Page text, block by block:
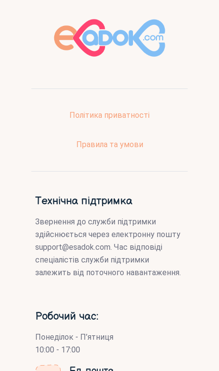
Політика приватності
Правила та умови
Технічна підтримка
Звернення до служби підтримки
здійснюється через електронну пошту
support@esadok.com. Час відповіді
спеціалістів служби підтримки
залежить від поточного навантаження.
Робочий час:
Понеділок - П’ятниця
10:00 - 17:00